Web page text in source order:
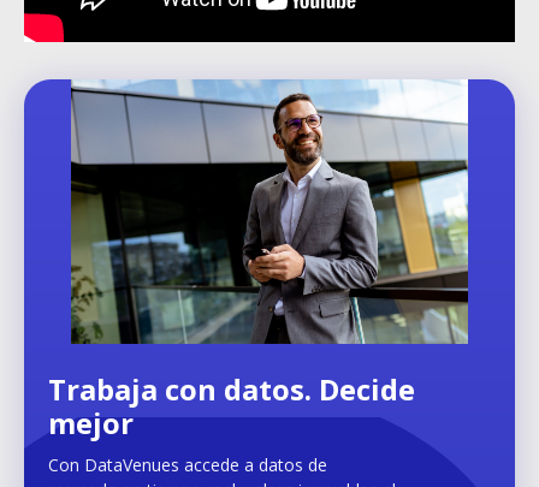
Trabaja con datos. Decide
mejor
Con DataVenues accede a datos de